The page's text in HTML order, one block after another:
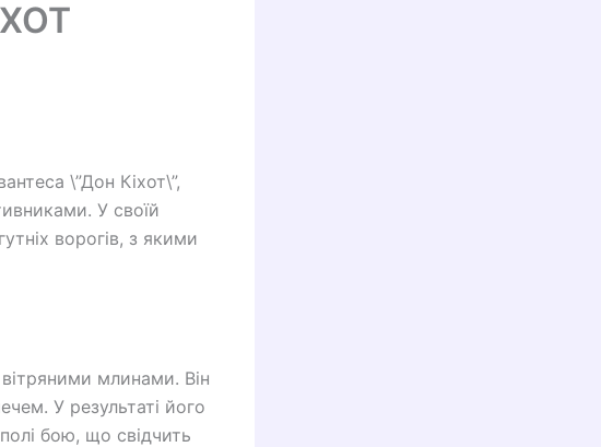
\”Дон Кіхот\”,
У своїй
ворогів, з якими
млинами. Він
У результаті його
бою, що свідчить